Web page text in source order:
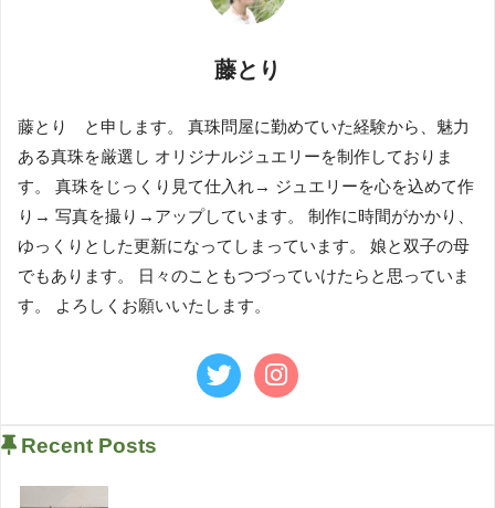
藤とり
藤とり と申します。 真珠問屋に勤めていた経験から、魅力
ある真珠を厳選し オリジナルジュエリーを制作しておりま
す。 真珠をじっくり見て仕入れ→ ジュエリーを心を込めて作
り→ 写真を撮り→アップしています。 制作に時間がかかり、
ゆっくりとした更新になってしまっています。 娘と双子の母
でもあります。 日々のこともつづっていけたらと思っていま
す。 よろしくお願いいたします。
Recent Posts